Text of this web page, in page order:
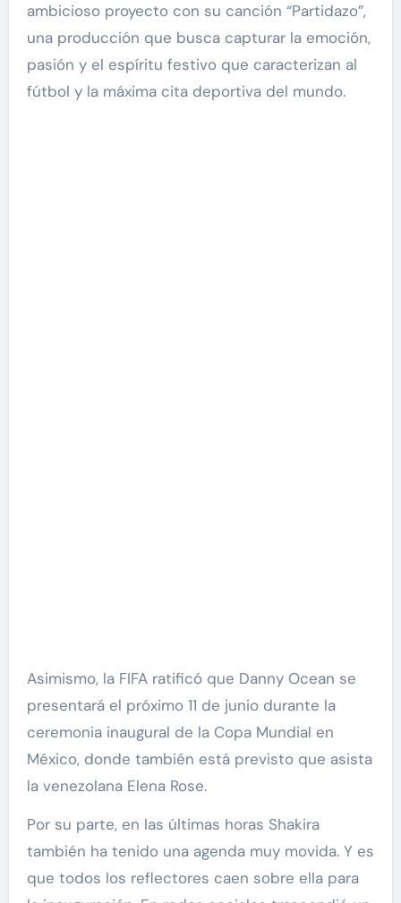
ambicioso proyecto con su canción “Partidazo”,
una producción que busca capturar la emoción,
pasión y el espíritu festivo que caracterizan al
fútbol y la máxima cita deportiva del mundo.
Asimismo, la FIFA ratificó que Danny Ocean se
presentará el próximo 11 de junio durante la
ceremonia inaugural de la Copa Mundial en
México, donde también está previsto que asista
la venezolana Elena Rose.
Por su parte, en las últimas horas Shakira
también ha tenido una agenda muy movida. Y es
que todos los reflectores caen sobre ella para